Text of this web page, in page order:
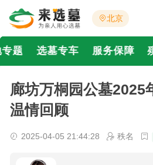
北京
题 选墓专车 服务保障
廊坊万桐园公墓2025
温情回顾
2025-04-05 21:44:28 秩名